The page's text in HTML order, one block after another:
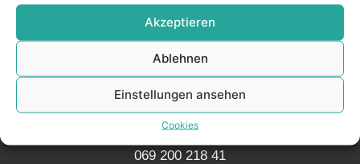
Akzeptieren
Ablehnen
Einstellungen ansehen
Cookies
Address
Mainwesthafen Immobilien
Speicherstraße 5
Phone
069 200 218 41